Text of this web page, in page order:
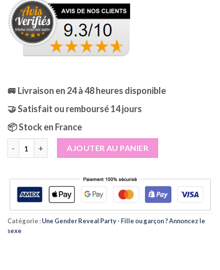
🚐 Livraison en 24 à 48 heures disponible
🤝 Satisfait ou remboursé 14 jours
📦 Stock en France
AJOUTER AU PANIER
Catégorie :Une Gender Reveal Party - Fille ou garçon ? Annoncez le
sexe